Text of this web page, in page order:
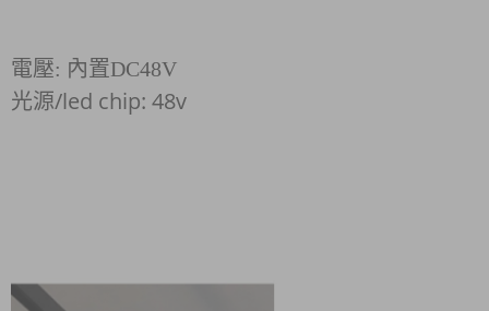
電壓: 內置DC48V
光源/led chip: 48v